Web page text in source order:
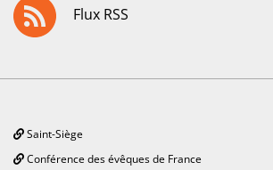
Flux RSS
Saint-Siège
Conférence des évêques de France